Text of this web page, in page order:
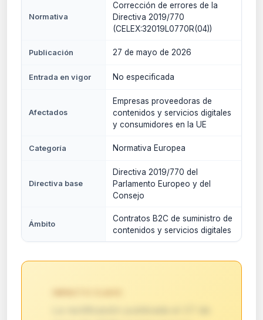
Normativa
Corrección de errores de la
Directiva 2019/770
(CELEX:32019L0770R(04))
Publicación 27 de mayo de 2026
Entrada en vigor No especificada
Afectados
Empresas proveedoras de
contenidos y servicios digitales
y consumidores en la UE
Categoría Normativa Europea
Directiva base
Directiva 2019/770 del
Parlamento Europeo y del
Consejo
Ámbito
Contratos B2C de suministro de
contenidos y servicios digitales